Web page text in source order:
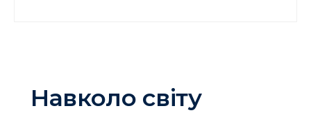
Навколо світу